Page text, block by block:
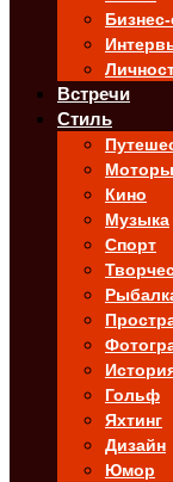
Встречи
Стиль
Моторы
Кино
Музыка
Спорт
Гольф
Яхтинг
Дизайн
Юмор